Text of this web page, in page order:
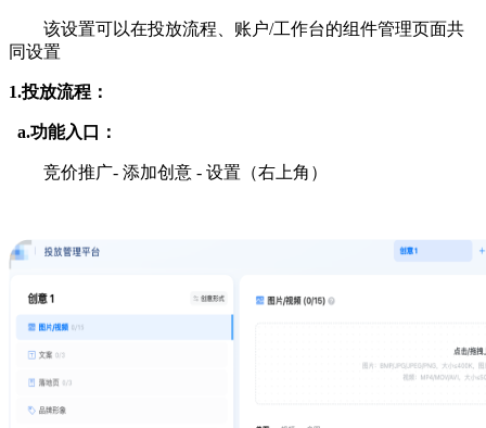
该设置可以在投放流程、账户/工作台的组件管理页面共
同设置
1.投放流程：
a.功能入口：
竞价推广- 添加创意 - 设置（右上角）